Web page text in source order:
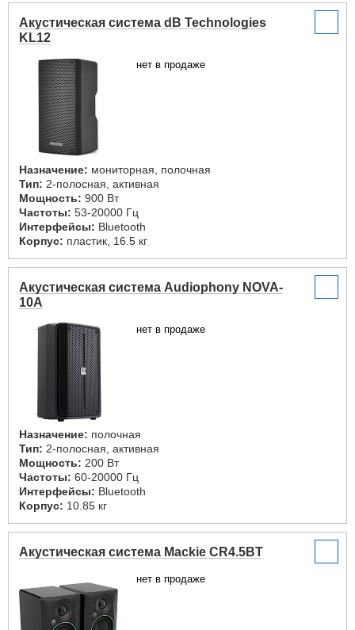
Акустическая система dB Technologies
KL12
нет в продаже
Назначение: мониторная, полочная
Тип: 2-полосная, активная
Мощность: 900 Вт
Частоты: 53-20000 Гц
Интерфейсы: Bluetooth
Корпус: пластик, 16.5 кг
Акустическая система Audiophony NOVA-
10A
нет в продаже
Назначение: полочная
Тип: 2-полосная, активная
Мощность: 200 Вт
Частоты: 60-20000 Гц
Интерфейсы: Bluetooth
Корпус: 10.85 кг
Акустическая система Mackie CR4.5BT
нет в продаже